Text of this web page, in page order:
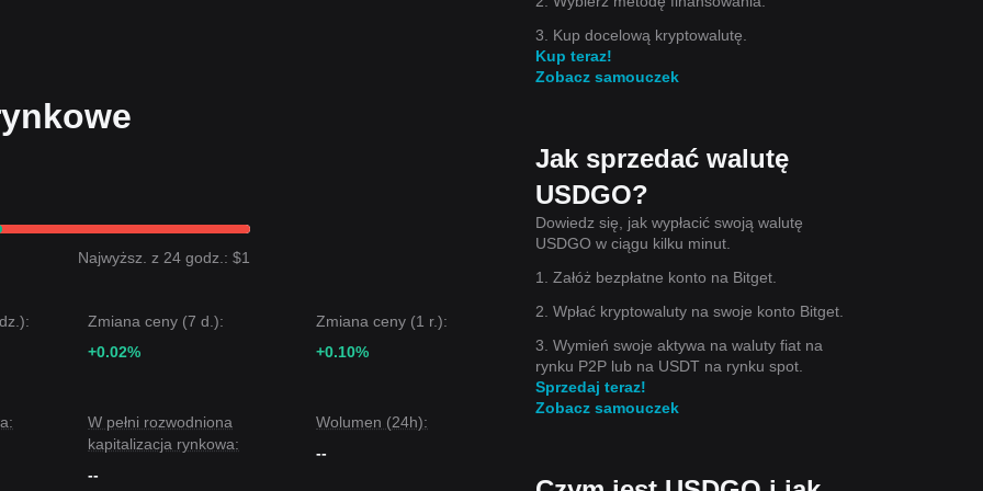
7 dni strukturę
będzie poziom
może być poziom
może doświadczać drobnych wahań lub krótkoterminowych odchyleń
wsparcie na
Najwyższ. z 24 godz.: $1
Zmiana ceny (7 d.):
+0.02%
Zmiana ceny (1 r.):
+0.10%
W pełni rozwodniona
kapitalizacja rynkowa:
--
Wolumen (24h):
--
3. Kup docelową kryptowalutę.
Kup teraz!
Zobacz samouczek
Jak sprzedać walutę
USDGO?
Dowiedz się, jak wypłacić swoją walutę
USDGO w ciągu kilku minut.
1. Załóż bezpłatne konto na Bitget.
2. Wpłać kryptowaluty na swoje konto Bitget.
3. Wymień swoje aktywa na waluty fiat na
rynku P2P lub na USDT na rynku spot.
Sprzedaj teraz!
Zobacz samouczek